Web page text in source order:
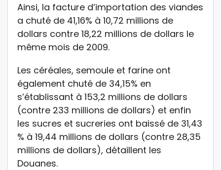
Ainsi, la facture d’importation des viandes
a chuté de 41,16% à 10,72 millions de
dollars contre 18,22 millions de dollars le
même mois de 2009.
Les céréales, semoule et farine ont
également chuté de 34,15% en
s’établissant à 153,2 millions de dollars
(contre 233 millions de dollars) et enfin
les sucres et sucreries ont baissé de 31,43
% à 19,44 millions de dollars (contre 28,35
millions de dollars), détaillent les
Douanes.